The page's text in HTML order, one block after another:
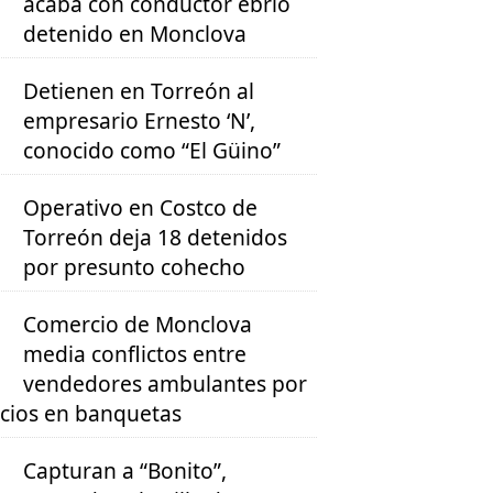
detenido en Monclova
Detienen en Torreón al
empresario Ernesto ‘N’,
conocido como “El Güino”
Operativo en Costco de
Torreón deja 18 detenidos
por presunto cohecho
Comercio de Monclova
media conflictos entre
vendedores ambulantes por
en banquetas
Capturan a “Bonito”,